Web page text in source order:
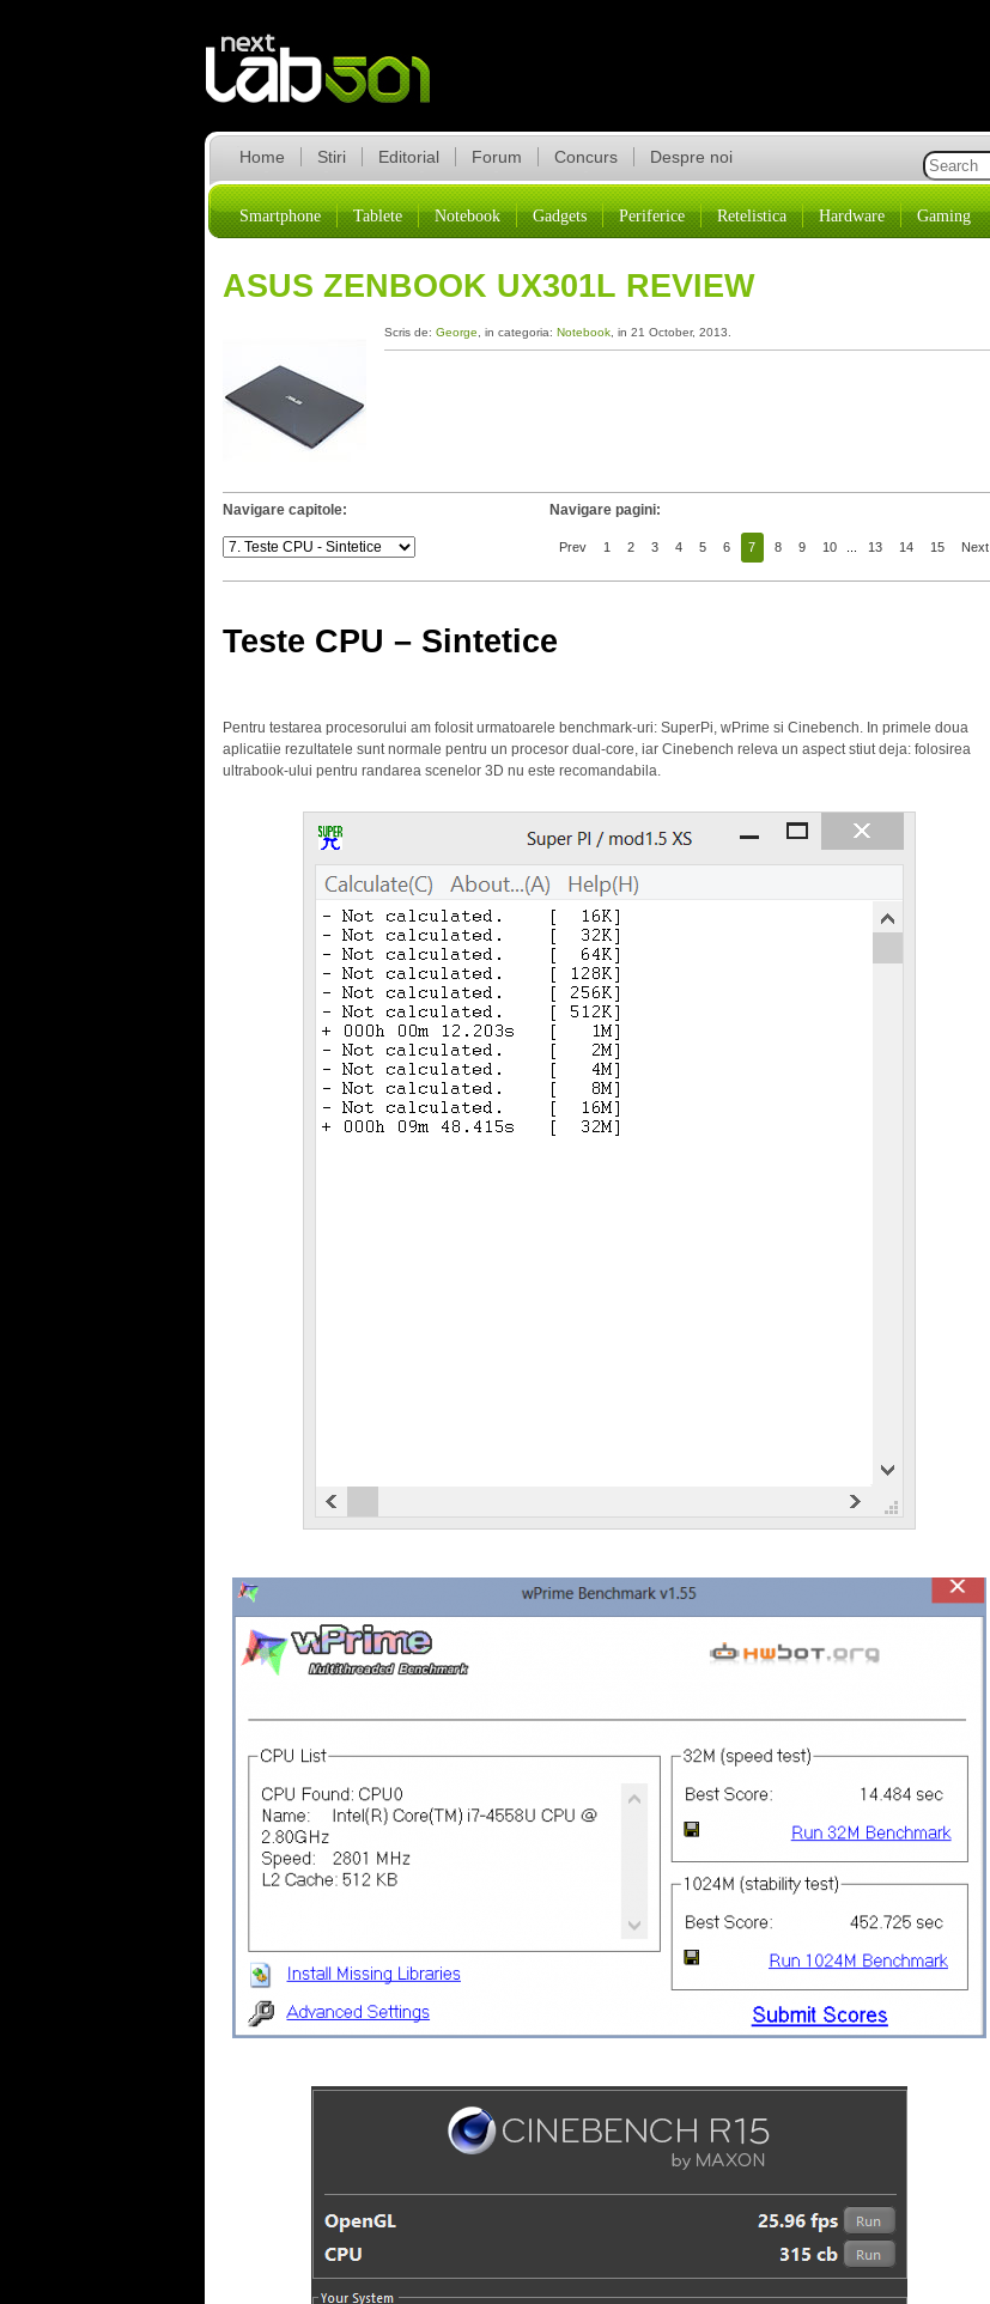
Home Stiri Editorial Forum Concurs Despre noi
Smartphone Tablete Notebook Gadgets Periferice Retelistica Hardware Gaming
ASUS ZENBOOK UX301L REVIEW
Scris de: George , in categoria: Notebook , in 21 October, 2013.
Navigare capitole: Navigare pagini:
Prev 1 2 3 4 5 6 7 8 9 10 13 14 15 Next
Teste CPU – Sintetice
Pentru testarea procesorului am folosit urmatoarele benchmark-uri: SuperPi, wPrime si Cinebench. In primele doua
aplicatiie rezultatele sunt normale pentru un procesor dual-core, iar Cinebench releva un aspect stiut deja: folosirea
ultrabook-ului pentru randarea scenelor 3D nu este recomandabila.